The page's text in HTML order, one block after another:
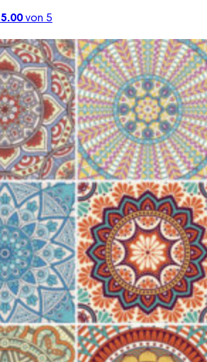
5.00von 5